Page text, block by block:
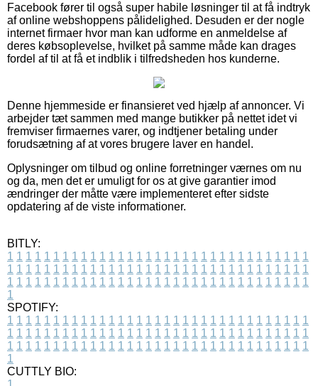
Facebook fører til også super habile løsninger til at få indtryk
af online webshoppens pålidelighed. Desuden er der nogle
internet firmaer hvor man kan udforme en anmeldelse af
deres købsoplevelse, hvilket på samme måde kan drages
fordel af til at få et indblik i tilfredsheden hos kunderne.
Denne hjemmeside er finansieret ved hjælp af annoncer. Vi
arbejder tæt sammen med mange butikker på nettet idet vi
fremviser firmaernes varer, og indtjener betaling under
forudsætning af at vores brugere laver en handel.
Oplysninger om tilbud og online forretninger værnes om nu
og da, men det er umuligt for os at give garantier imod
ændringer der måtte være implementeret efter sidste
opdatering af de viste informationer.
BITLY:
1 1 1 1 1 1 1 1 1 1 1 1 1 1 1 1 1 1 1 1 1 1 1 1 1 1 1 1 1 1 1 1 1
1 1 1 1 1 1 1 1 1 1 1 1 1 1 1 1 1 1 1 1 1 1 1 1 1 1 1 1 1 1 1 1 1
1 1 1 1 1 1 1 1 1 1 1 1 1 1 1 1 1 1 1 1 1 1 1 1 1 1 1 1 1 1 1 1 1
1
SPOTIFY:
1 1 1 1 1 1 1 1 1 1 1 1 1 1 1 1 1 1 1 1 1 1 1 1 1 1 1 1 1 1 1 1 1
1 1 1 1 1 1 1 1 1 1 1 1 1 1 1 1 1 1 1 1 1 1 1 1 1 1 1 1 1 1 1 1 1
1 1 1 1 1 1 1 1 1 1 1 1 1 1 1 1 1 1 1 1 1 1 1 1 1 1 1 1 1 1 1 1 1
1
CUTTLY BIO: